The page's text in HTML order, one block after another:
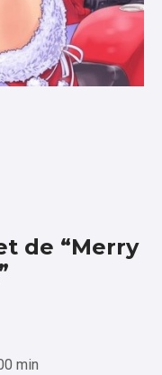
de “Merry
min